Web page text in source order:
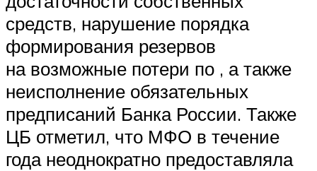
средств, нарушение порядка
формирования резервов
на возможные потери по , а также
неисполнение обязательных
предписаний Банка России. Также
ЦБ отметил, что МФО в течение
года неоднократно предоставляла